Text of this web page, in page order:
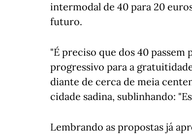
intermodal de 40 para 20
futuro.
"É preciso que dos 40 passem
progressivo para a
diante de cerca de meia
cidade sadina, sublinhando:
Lembrando as propostas já